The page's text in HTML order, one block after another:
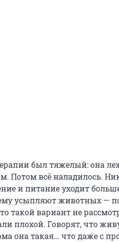
был тяжелый: она
Потом всё наладилось.
и питание уходит
усыпляют животных —
такой вариант не
плохой. Говорят, что
она такая… что даже с